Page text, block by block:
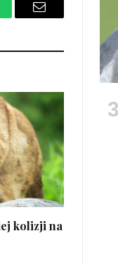
Email
kolizji na